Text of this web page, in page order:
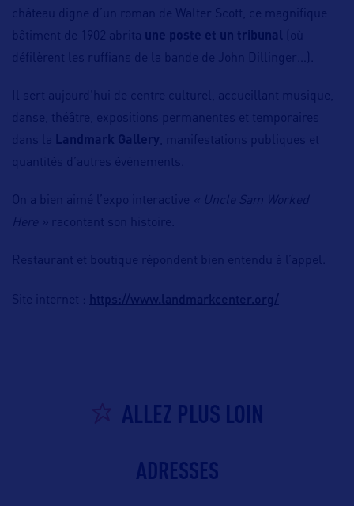
château digne d’un roman de Walter Scott, ce magnifique
bâtiment de 1902 abrita une poste et un tribunal
(où
défilèrent les ruffians de la bande de John Dillinger…).
Il sert aujourd’hui de centre culturel, accueillant musique,
danse, théâtre, expositions permanentes et temporaires
dans la Landmark Gallery , manifestations publiques et
quantités d’autres événements.
On a bien aimé l’expo interactive
« Uncle Sam Worked
Here » racontant son histoire.
Restaurant et boutique répondent bien entendu à l’appel.
Site internet : https://www.landmarkcenter.org/
ALLEZ PLUS LOIN
ADRESSES